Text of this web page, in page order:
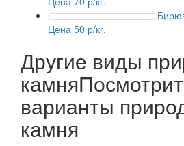
Цена 50 р/кг.
Другие виды
камня
варианты
камня